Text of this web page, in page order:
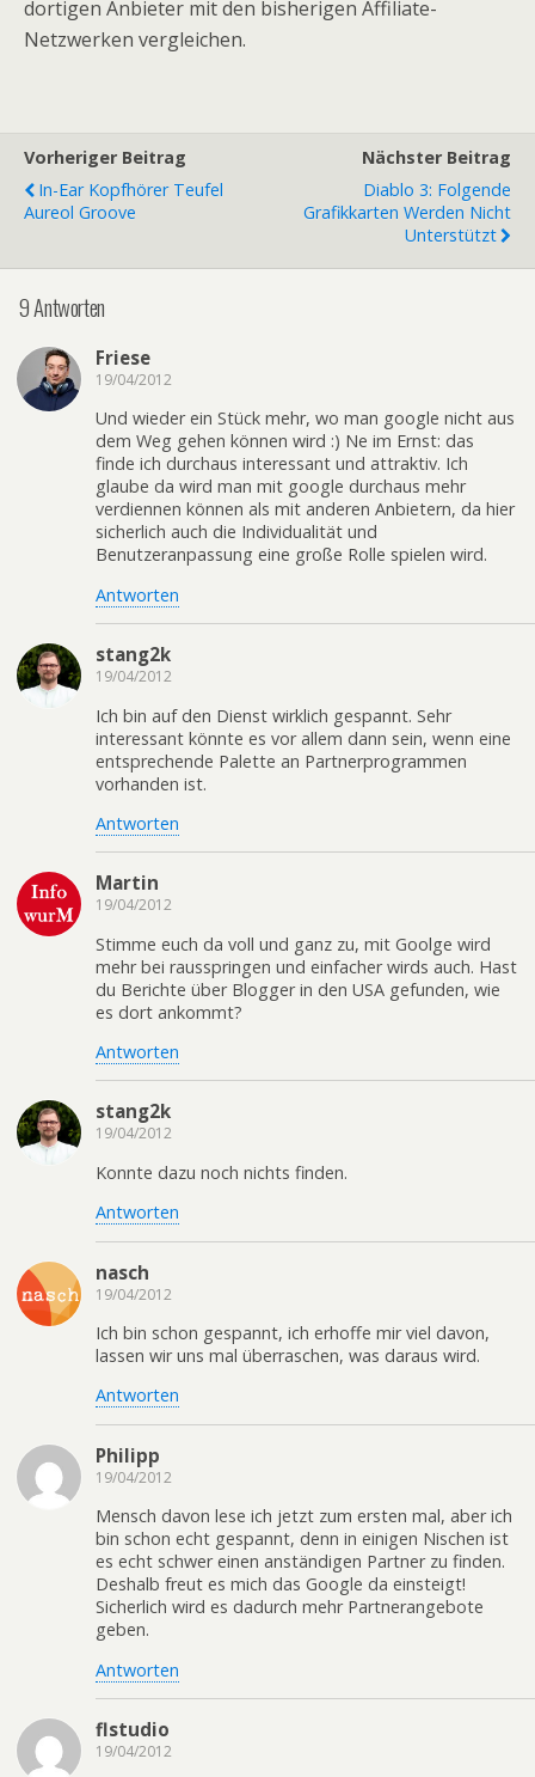
dortigen Anbieter mit den bisherigen Affiliate-
Netzwerken vergleichen.
Vorheriger Beitrag
In-Ear Kopfhörer Teufel
Aureol Groove
Nächster Beitrag
Diablo 3: Folgende
Grafikkarten Werden Nicht
Unterstützt
9 Antworten
Friese
19/04/2012
Und wieder ein Stück mehr, wo man google nicht aus
dem Weg gehen können wird :) Ne im Ernst: das
finde ich durchaus interessant und attraktiv. Ich
glaube da wird man mit google durchaus mehr
verdiennen können als mit anderen Anbietern, da hier
sicherlich auch die Individualität und
Benutzeranpassung eine große Rolle spielen wird.
Antworten
stang2k
19/04/2012
Ich bin auf den Dienst wirklich gespannt. Sehr
interessant könnte es vor allem dann sein, wenn eine
entsprechende Palette an Partnerprogrammen
vorhanden ist.
Antworten
Martin
19/04/2012
Stimme euch da voll und ganz zu, mit Goolge wird
mehr bei rausspringen und einfacher wirds auch. Hast
du Berichte über Blogger in den USA gefunden, wie
es dort ankommt?
Antworten
stang2k
19/04/2012
Konnte dazu noch nichts finden.
Antworten
nasch
19/04/2012
Ich bin schon gespannt, ich erhoffe mir viel davon,
lassen wir uns mal überraschen, was daraus wird.
Antworten
Philipp
19/04/2012
Mensch davon lese ich jetzt zum ersten mal, aber ich
bin schon echt gespannt, denn in einigen Nischen ist
es echt schwer einen anständigen Partner zu finden.
Deshalb freut es mich das Google da einsteigt!
Sicherlich wird es dadurch mehr Partnerangebote
geben.
Antworten
flstudio
19/04/2012